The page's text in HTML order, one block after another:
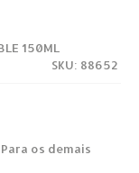
150ML
SKU: 88652
os demais